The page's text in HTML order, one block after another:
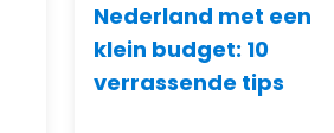
Nederland met een
klein budget: 10
verrassende tips